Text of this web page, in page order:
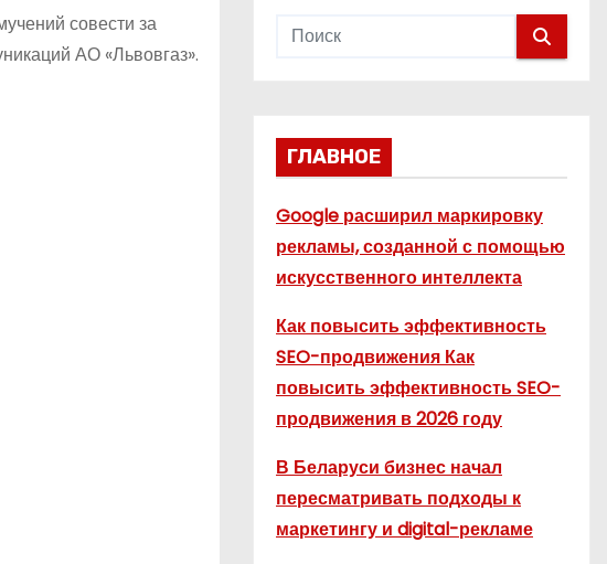
совести за
АО «Львовгаз».
ГЛАВНОЕ
Google расширил маркировку
рекламы, созданной с помощью
искусственного интеллекта
Как повысить эффективность
SEO-продвижения Как
повысить эффективность SEO-
продвижения в 2026 году
В Беларуси бизнес начал
пересматривать подходы к
маркетингу и digital-рекламе